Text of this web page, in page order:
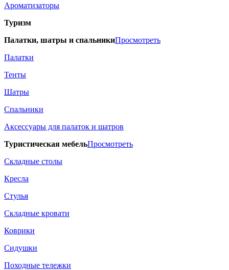
Ароматизаторы
Туризм
Палатки, шатры и спальникиПросмотреть
Палатки
Тенты
Шатры
Спальники
Аксессуары для палаток и шатров
Туристическая мебельПросмотреть
Складные столы
Кресла
Стулья
Складные кровати
Коврики
Сидушки
Походные тележки